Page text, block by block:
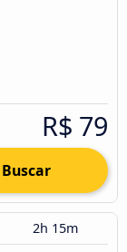
R$ 79
Buscar
2h 15m